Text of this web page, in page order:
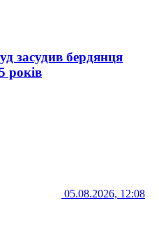
засудив бердянця
років
05.08.2026, 12:08